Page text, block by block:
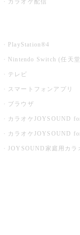
カラオケ配信
PlayStation®4
Nintendo Switch (任天
テレビ
スマートフォンアプリ
ブラウザ
カラオケJOYSOUND
カラオケJOYSOUND
JOYSOUND家庭用カラ